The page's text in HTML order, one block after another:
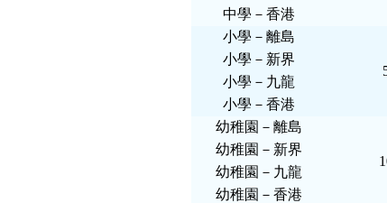
中學－香港
小學－離島
小學－新界
小學－九龍
小學－香港
幼稚園－離島
幼稚園－新界
幼稚園－九龍
幼稚園－香港